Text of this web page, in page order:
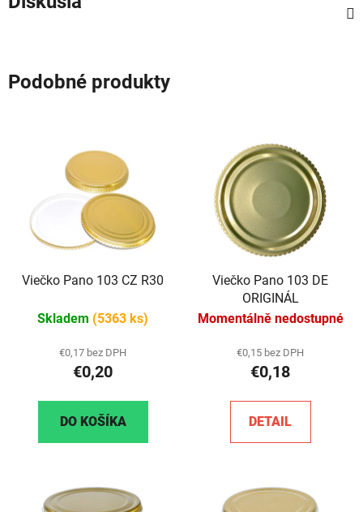
Podobné produkty
Viečko Pano 103 CZ R30
Skladem (5363 ks)
€0,17 bez DPH
€0,20
DO KOŠÍKA
Viečko Pano 103 DE
ORIGINÁL
Momentálně nedostupné
€0,15 bez DPH
€0,18
DETAIL